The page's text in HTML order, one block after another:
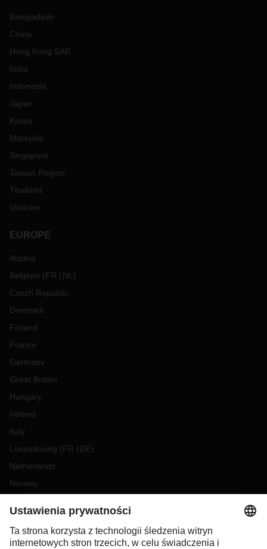
Bangladesh
China
Hong Kong SAR
India
Indonesia
Japan
Korea
Malaysia
Singapore
Taiwan Region
Thailand
Vietnam
EUROPE
Austria
Belgium (FR NL )
Czech Republic
Denmark
Finland
France
Germany
Great Britain
Hungary
Ireland
Italy
Luxembourg (FR DE)
Netherlands
Norway
Romania